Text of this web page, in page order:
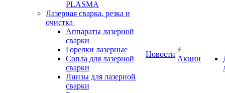
PLASMA
Лазерная сварка, резка и
очистка
Аппараты лазерной
сварки
Горелки лазерные
Сопла для лазерной
сварки
Линзы для лазерной
сварки
Новости
Акции